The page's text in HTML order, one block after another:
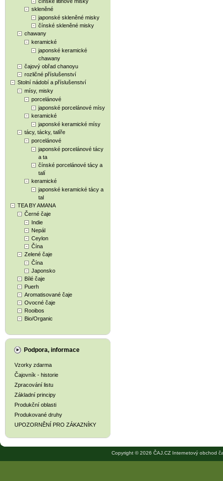
skleněné
japonské skleněné misky
čínské skleněné misky
chawany
keramické
japonské keramické
chawany
čajový obřad chanoyu
rozličné příslušenství
Stolní nádobí a příslušenství
mísy, misky
porcelánové
japonské porcelánové mísy
keramické
japonské keramické mísy
tácy, tácky, talíře
porcelánové
japonské porcelánové tácy
a ta
čínské porcelánové tácy a
talí
keramické
japonské keramické tácy a
tal
TEA BY AMANA
Černé čaje
Indie
Nepál
Ceylon
Čína
Zelené čaje
Čína
Japonsko
Bílé čaje
Puerh
Aromatisované čaje
Ovocné čaje
Rooibos
Bio/Organic
Podpora, informace
Vzorky zdarma
Čajovník - historie
Zpracování listu
Základní principy
Produkční oblasti
Produkované druhy
UPOZORNĚNÍ PRO ZÁKAZNÍKY
Copyright © 2026 ČAJ.CZ Internetový obchod